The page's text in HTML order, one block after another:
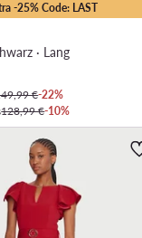
-25% Code: LAST
· Lang
€-22%
128,99 €-10%